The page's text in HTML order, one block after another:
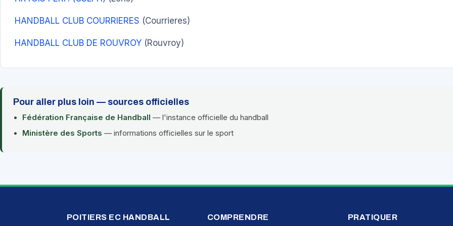
HANDBALL CLUB COURRIERES (Courrieres)
HANDBALL CLUB DE ROUVROY (Rouvroy)
Pour aller plus loin — sources officielles
Fédération Française de Handball — l'instance officielle du handball
Ministère des Sports — informations officielles sur le sport
POITIERS EC HANDBALL COMPRENDRE PRATIQUER